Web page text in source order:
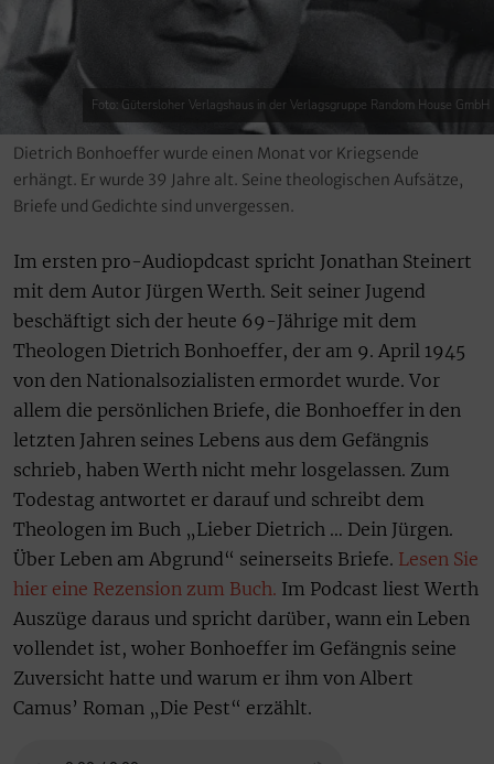
Foto: Gütersloher Verlagshaus in der Verlagsgruppe Random House GmbH
Dietrich Bonhoeffer wurde einen Monat vor Kriegsende
erhängt. Er wurde 39 Jahre alt. Seine theologischen Aufsätze,
Briefe und Gedichte sind unvergessen.
Im ersten pro-Audiopdcast spricht Jonathan Steinert
mit dem Autor Jürgen Werth. Seit seiner Jugend
beschäftigt sich der heute 69-Jährige mit dem
Theologen Dietrich Bonhoeffer, der am 9. April 1945
von den Nationalsozialisten ermordet wurde. Vor
allem die persönlichen Briefe, die Bonhoeffer in den
letzten Jahren seines Lebens aus dem Gefängnis
schrieb, haben Werth nicht mehr losgelassen. Zum
Todestag antwortet er darauf und schreibt dem
Theologen im Buch „Lieber Dietrich … Dein Jürgen.
Über Leben am Abgrund“ seinerseits Briefe. Lesen Sie
hier eine Rezension zum Buch. Im Podcast liest Werth
Auszüge daraus und spricht darüber, wann ein Leben
vollendet ist, woher Bonhoeffer im Gefängnis seine
Zuversicht hatte und warum er ihm von Albert
Camus’ Roman „Die Pest“ erzählt.